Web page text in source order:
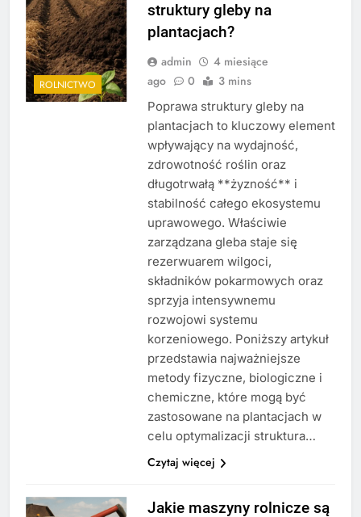
ROLNICTWO
struktury gleby na
plantacjach?
admin
4 miesiące
ago
0 3 mins
Poprawa struktury gleby na
plantacjach to kluczowy element
wpływający na wydajność,
zdrowotność roślin oraz
długotrwałą **żyzność** i
stabilność całego ekosystemu
uprawowego. Właściwie
zarządzana gleba staje się
rezerwuarem wilgoci,
składników pokarmowych oraz
sprzyja intensywnemu
rozwojowi systemu
korzeniowego. Poniższy artykuł
przedstawia najważniejsze
metody fizyczne, biologiczne i
chemiczne, które mogą być
zastosowane na plantacjach w
celu optymalizacji struktura…
Czytaj więcej
Jakie maszyny rolnicze są